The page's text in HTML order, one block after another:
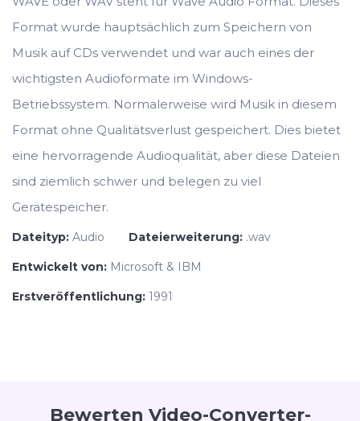
Format wurde hauptsächlich zum Speichern von
Musik auf CDs verwendet und war auch eines der
wichtigsten Audioformate im Windows-
Betriebssystem. Normalerweise wird Musik in diesem
Format ohne Qualitätsverlust gespeichert. Dies bietet
eine hervorragende Audioqualität, aber diese Dateien
sind ziemlich schwer und belegen zu viel
Gerätespeicher.
Dateityp: Audio Dateierweiterung: .wav
Entwickelt von: Microsoft & IBM
Erstveröffentlichung: 1991
Bewerten Video-Converter-